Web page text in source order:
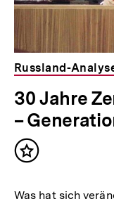
Russland-
30 Jahre
–
Inhalt
Was hat sich